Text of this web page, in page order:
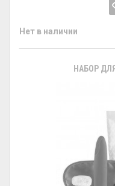
Нет в наличии
НАБОР